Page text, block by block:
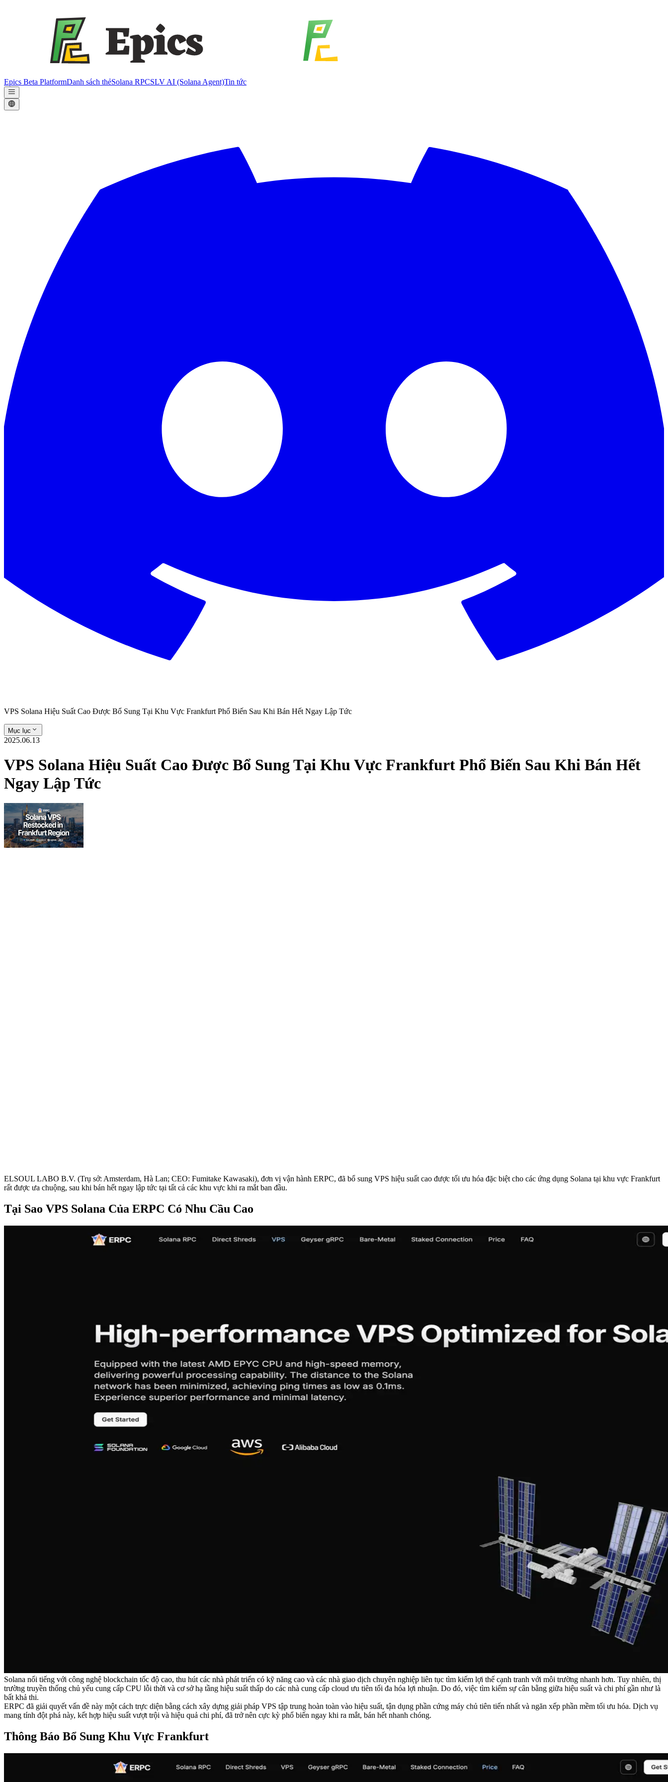
Epics Beta PlatformDanh sách thẻSolana RPCSLV AI (Solana Agent)Tin tức
VPS Solana Hiệu Suất Cao Được Bổ Sung Tại Khu Vực Frankfurt Phổ Biến Sau Khi Bán Hết Ngay Lập Tức
Mục lục
2025.06.13
VPS Solana Hiệu Suất Cao Được Bổ Sung Tại Khu Vực Frankfurt Phổ Biến Sau Khi Bán Hết
Ngay Lập Tức
ELSOUL LABO B.V. (Trụ sở: Amsterdam, Hà Lan; CEO: Fumitake Kawasaki), đơn vị vận hành ERPC, đã bổ sung VPS hiệu suất cao được tối ưu hóa đặc biệt cho các ứng dụng Solana tại khu vực Frankfurt
rất được ưa chuộng, sau khi bán hết ngay lập tức tại tất cả các khu vực khi ra mắt ban đầu.
Tại Sao VPS Solana Của ERPC Có Nhu Cầu Cao
Solana nổi tiếng với công nghệ blockchain tốc độ cao, thu hút các nhà phát triển có kỹ năng cao và các nhà giao dịch chuyên nghiệp liên tục tìm kiếm lợi thế cạnh tranh với môi trường nhanh hơn. Tuy nhiên, thị
trường truyền thống chủ yếu cung cấp CPU lỗi thời và cơ sở hạ tầng hiệu suất thấp do các nhà cung cấp cloud ưu tiên tối đa hóa lợi nhuận. Do đó, việc tìm kiếm sự cân bằng giữa hiệu suất và chi phí gần như là
bất khả thi.
ERPC đã giải quyết vấn đề này một cách trực diện bằng cách xây dựng giải pháp VPS tập trung hoàn toàn vào hiệu suất, tận dụng phần cứng máy chủ tiên tiến nhất và ngăn xếp phần mềm tối ưu hóa. Dịch vụ
mang tính đột phá này, kết hợp hiệu suất vượt trội và hiệu quả chi phí, đã trở nên cực kỳ phổ biến ngay khi ra mắt, bán hết nhanh chóng.
Thông Báo Bổ Sung Khu Vực Frankfurt